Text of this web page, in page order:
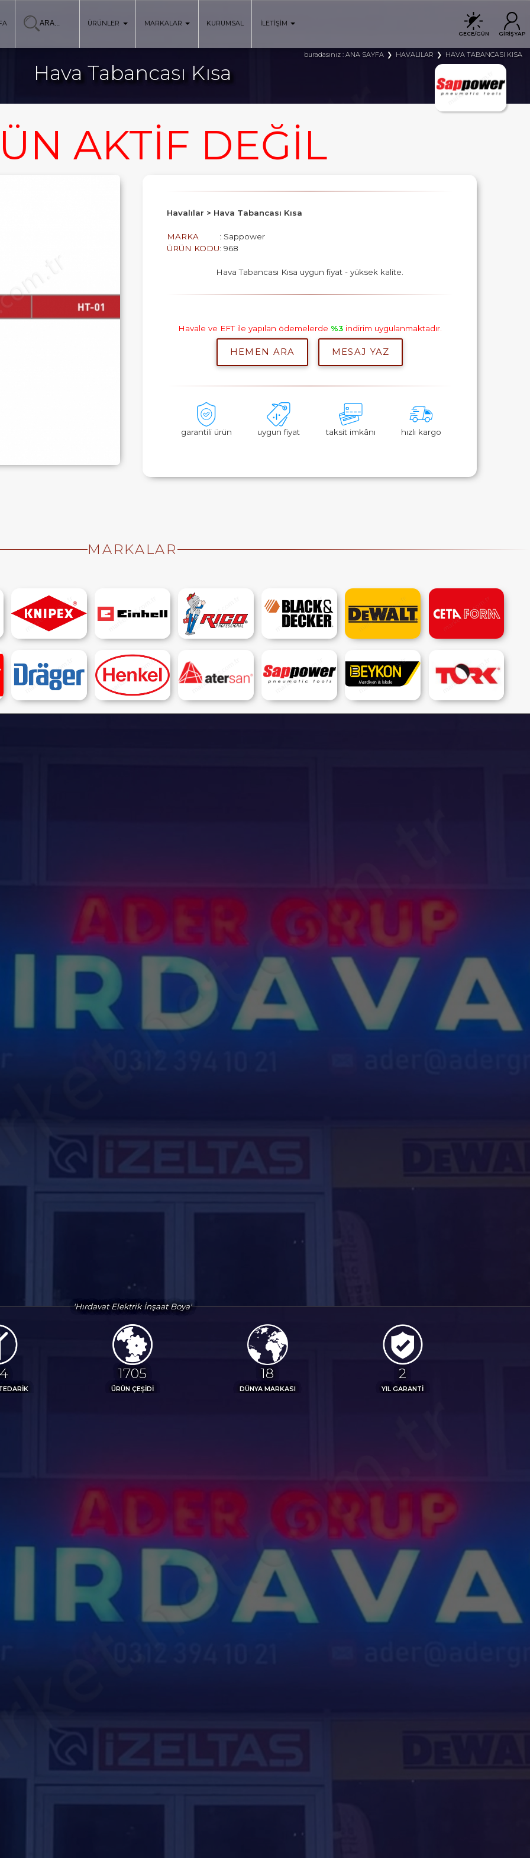
GECE/GÜN GİRİŞ YAP
ÜRÜNLER MARKALAR KURUMSAL İLETİŞİM
buradasınız :ANA SAYFA HAVALILAR HAVA TABANCASI KISA
Hava Tabancası Kısa
AKTİF DEĞİL
Havalılar > Hava Tabancası Kısa
MARKA
: Sappower
ÜRÜN KODU: 968
Hava Tabancası Kısa uygun fiyat - yüksek kalite.
Havale ve EFT ile yapılan ödemelerde %3indirim uygulanmaktadır.
HEMEN ARA MESAJ YAZ
garantili ürün uygun fiyat taksit imkânı hızlı kargo
MARKALAR
'Hırdavat Elektrik İnşaat Boya'
1850
ÜRÜN ÇEŞİDİ
20
DÜNYA MARKASI
3
YIL GARANTİ